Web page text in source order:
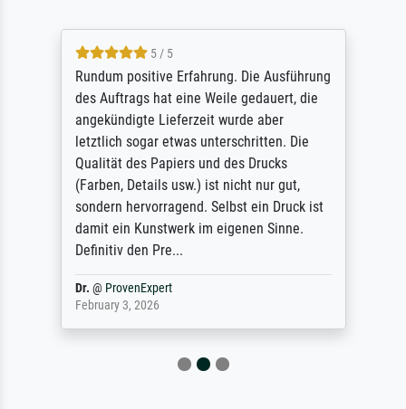
5 / 5
Rundum positive Erfahrung. Die Ausführung
des Auftrags hat eine Weile gedauert, die
angekündigte Lieferzeit wurde aber
letztlich sogar etwas unterschritten. Die
Qualität des Papiers und des Drucks
(Farben, Details usw.) ist nicht nur gut,
sondern hervorragend. Selbst ein Druck ist
damit ein Kunstwerk im eigenen Sinne.
Definitiv den Pre...
Dr. @ ProvenExpert
February 3, 2026